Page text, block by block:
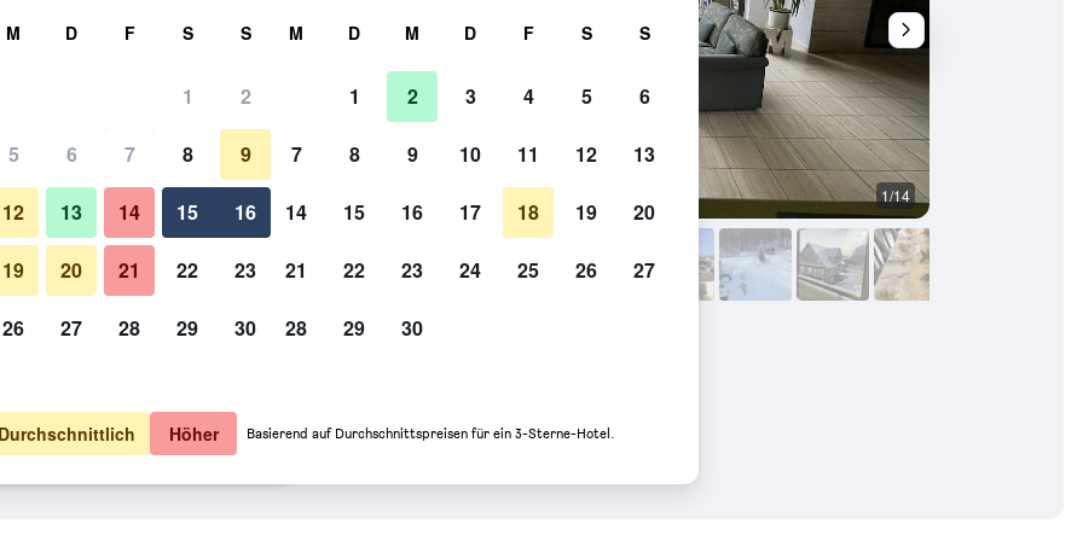
Nacht
130 € Angebot anzeigen
130 € Angebot anzeigen
1/14
Hotel Martina: Fotos
M D F S S
1 2
5 6 7 8 9
12 13 14 15 16
19 20 21 22 23
26 27 28 29 30
M D M D F S S
1 2 3 4 5 6
7 8 9 10 11 12 13
14 15 16 17 18 19 20
21 22 23 24 25 26 27
28 29 30
Durchschnittlich Höher Basierend auf Durchschnittspreisen für ein 3-Sterne-Hotel.